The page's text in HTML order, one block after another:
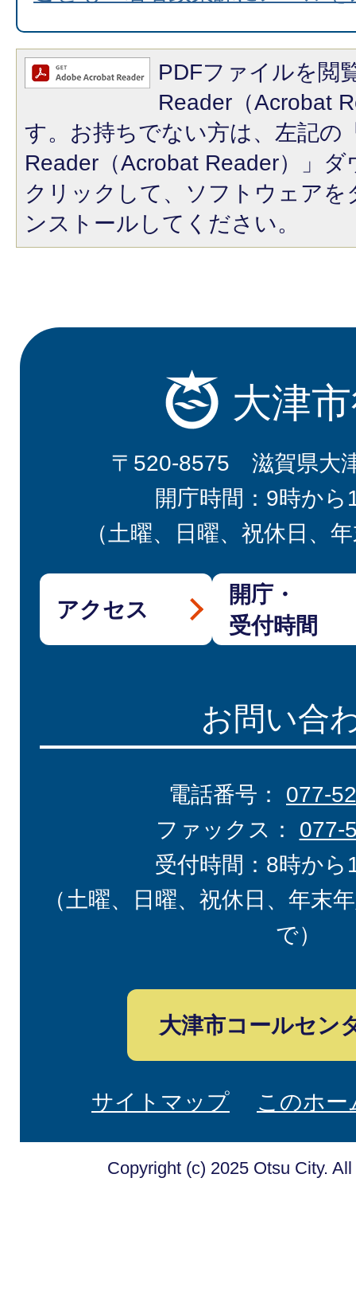
PDFファイルを閲
Reader（Acrobat
す。お持ちでない方は、左記の
Reader（Acrobat Reader）」
クリックして、ソフトウェア
ンストールしてください。
大津
〒520-8575 滋賀県大
開庁時間：9時から
（土曜、日曜、祝休日、
アクセス
開庁・
受付時間
お問い合
電話番号： 077-
ファックス： 077-
受付時間：8時から
（土曜、日曜、祝休日、年末
で）
大津市コールセン
サイトマップ このホ
Copyright (c) 2025 Otsu City.